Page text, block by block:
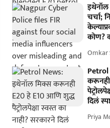
इथेनॉल
चर्चा;
कोण?
Omkar
दिलं
Priya